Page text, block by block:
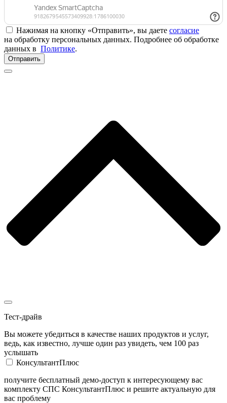
Нажимая на кнопку «Отправить», вы даете согласие
на обработку персональных данных. Подробнее об обработке
данных в Политике.
Отправить
Тест-драйв
Вы можете убедиться в качестве наших продуктов и услуг,
ведь, как известно, лучше один раз увидеть, чем 100 раз
услышать
КонсультантПлюс
получите бесплатный демо-доступ к интересующему вас
комплекту СПС КонсультантПлюс и решите актуальную для
вас проблему